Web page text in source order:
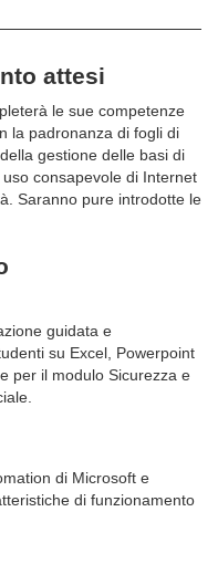
attesi
le sue competenze
la padronanza di fogli di
gestione delle basi di
consapevole di Internet
Saranno pure introdotte le
guidata e
su Excel, Powerpoint
per il modulo Sicurezza e
di Microsoft e
di funzionamento